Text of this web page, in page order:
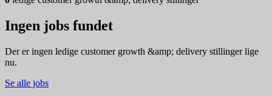
Ingen jobs fundet
Der er ingen ledige customer growth &amp; delivery stillinger lige
nu.
Se alle jobs